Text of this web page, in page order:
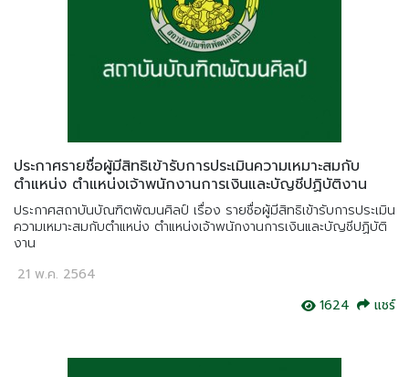
ประกาศรายชื่อผู้มีสิทธิเข้ารับการประเมินความเหมาะสมกับ
ตำแหน่ง ตำแหน่งเจ้าพนักงานการเงินและบัญชีปฏิบัติงาน
ประกาศสถาบันบัณฑิตพัฒนศิลป์ เรื่อง รายชื่อผู้มีสิทธิเข้ารับการประเมิน
ความเหมาะสมกับตำแหน่ง ตำแหน่งเจ้าพนักงานการเงินและบัญชีปฏิบัติ
งาน
21 พ.ค. 2564
1624
แชร์